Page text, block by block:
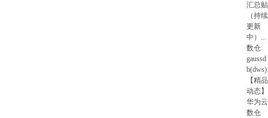
汇总贴
（持续
更新
中） ...
数仓
gaussd
b(dws)
【精品
动态】
华为云
数仓